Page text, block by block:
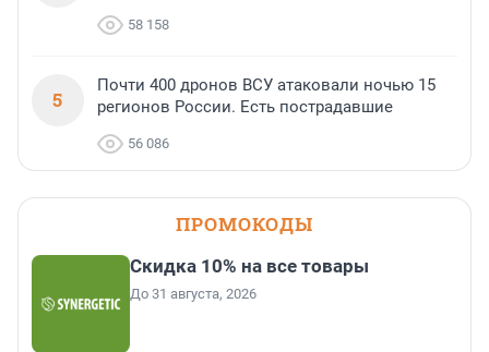
58 158
5
Почти 400 дронов ВСУ атаковали ночью 15
регионов России. Есть пострадавшие
56 086
ПРОМОКОДЫ
Скидка 10% на все товары
До 31 августа, 2026